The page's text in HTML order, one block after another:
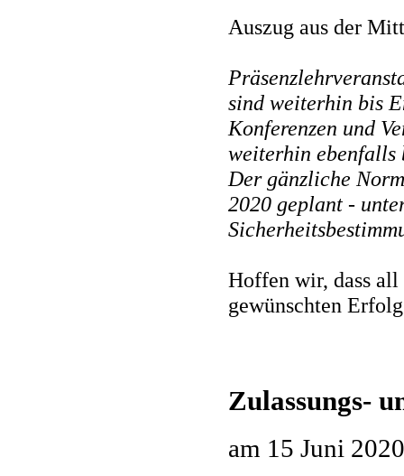
Auszug aus der
sind weiterhin bis
Konferenzen und
weiterhin ebenfalls
Der gänzliche
2020 geplant -
Hoffen wir, dass all
gewünschten
Zulassungs-
am 15 Juni 2020